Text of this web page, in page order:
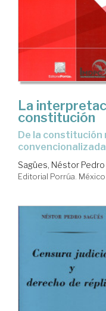
La
constitución
de la constitución nacional a la constitución
convencionalizada
Sagües, Néstor Pedro
Editorial Porrúa. México